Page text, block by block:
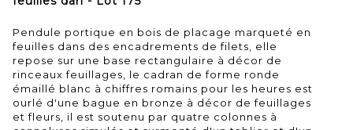
Pendule portique en bois de placage marqueté en
feuilles dans des encadrements de filets, elle
repose sur une base rectangulaire à décor de
rinceaux feuillages, le cadran de forme ronde
émaillé blanc à chiffres romains pour les heures est
ourlé d'une bague en bronze à décor de feuillages
et fleurs, il est soutenu par quatre colonnes à